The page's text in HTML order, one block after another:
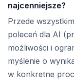
najcenniejsze?
Przede
poleceń dla AI
możliwości i
myślenie o
w konkretne